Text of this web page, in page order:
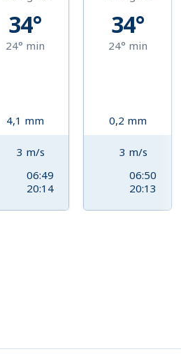
34°
24° min
4,1 mm
3 m/s
06:49
20:14
34°
24° min
0,2 mm
3 m/s
06:50
20:13